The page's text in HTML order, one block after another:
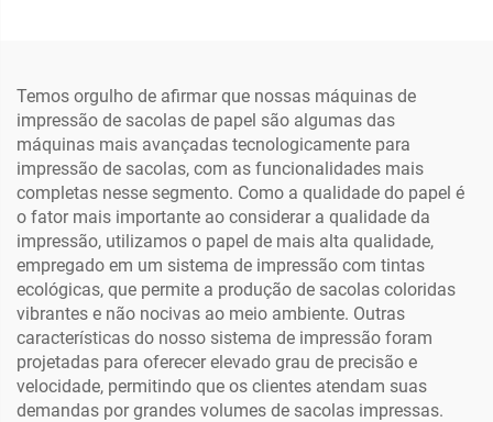
Camisetas
Temos orgulho de afirmar que nossas máquinas de
impressão de sacolas de papel são algumas das
máquinas mais avançadas tecnologicamente para
impressão de sacolas, com as funcionalidades mais
completas nesse segmento. Como a qualidade do papel é
o fator mais importante ao considerar a qualidade da
impressão, utilizamos o papel de mais alta qualidade,
empregado em um sistema de impressão com tintas
ecológicas, que permite a produção de sacolas coloridas
vibrantes e não nocivas ao meio ambiente. Outras
características do nosso sistema de impressão foram
projetadas para oferecer elevado grau de precisão e
velocidade, permitindo que os clientes atendam suas
demandas por grandes volumes de sacolas impressas.